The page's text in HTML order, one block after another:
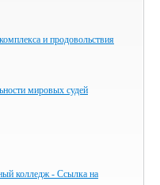
и продовольствия
мировых судей
колледж - Ссылка на